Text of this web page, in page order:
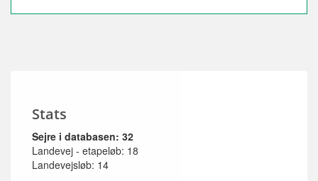
Stats
Sejre i databasen: 32
Landevej - etapeløb: 18
Landevejsløb: 14